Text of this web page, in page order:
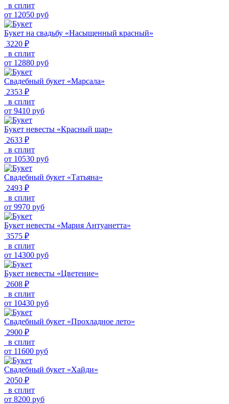
в сплит
от 12050 руб
Букет на свадьбу «Насыщенный красный»
3220 ₽
в сплит
от 12880 руб
Свадебный букет «Марсала»
2353 ₽
в сплит
от 9410 руб
Букет невесты «Красный шар»
2633 ₽
в сплит
от 10530 руб
Свадебный букет «Татьяна»
2493 ₽
в сплит
от 9970 руб
Букет невесты «Мария Антуанетта»
3575 ₽
в сплит
от 14300 руб
Букет невесты «Цветение»
2608 ₽
в сплит
от 10430 руб
Свадебный букет «Прохладное лето»
2900 ₽
в сплит
от 11600 руб
Свадебный букет «Хайди»
2050 ₽
в сплит
от 8200 руб